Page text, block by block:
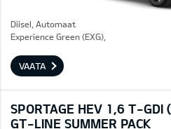
Diisel, Automaat
Experience Green (EXG),
VAATA
SPORTAGE HEV 1,6 T-GDI
GT-LINE SUMMER PACK